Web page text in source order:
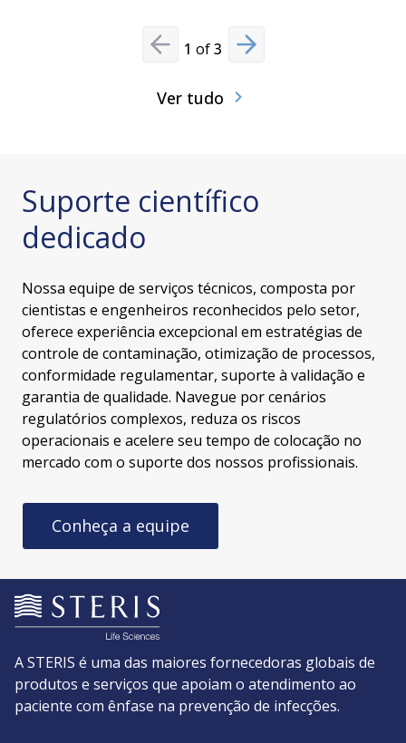
Previous slide
1 of3 Next slide
Ver tudo
Suporte científico
dedicado
Nossa equipe de serviços técnicos, composta por
cientistas e engenheiros reconhecidos pelo setor,
oferece experiência excepcional em estratégias de
controle de contaminação, otimização de processos,
conformidade regulamentar, suporte à validação e
garantia de qualidade. Navegue por cenários
regulatórios complexos, reduza os riscos
operacionais e acelere seu tempo de colocação no
mercado com o suporte dos nossos profissionais.
Conheça a equipe
A STERIS é uma das maiores fornecedoras globais de
produtos e serviços que apoiam o atendimento ao
paciente com ênfase na prevenção de infecções.